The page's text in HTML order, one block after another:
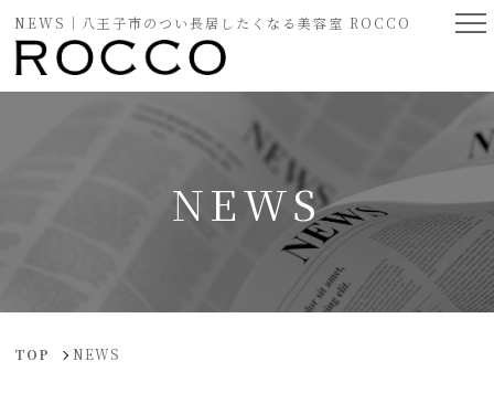
NEWS｜八王子市のつい長居したくなる美容室 ROCCO
NEWS
TOP NEWS